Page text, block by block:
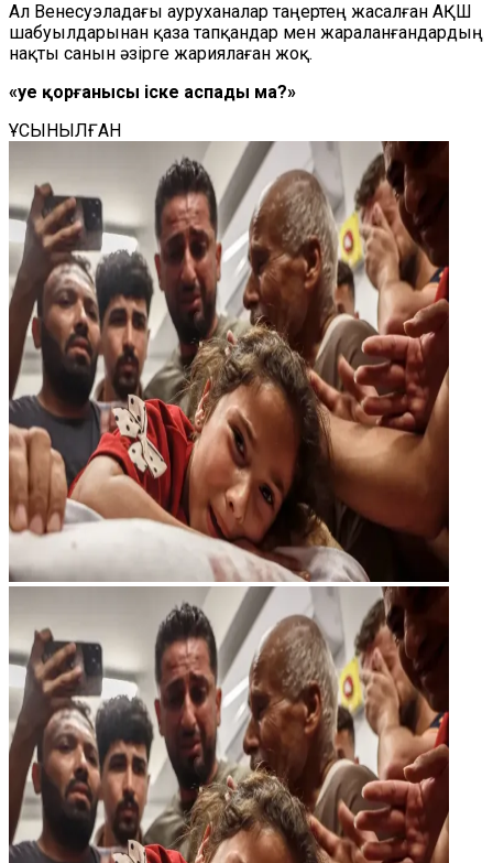
Ал Венесуэладағы ауруханалар таңертең жасалған АҚШ
шабуылдарынан қаза тапқандар мен жараланғандардың
нақты санын әзірге жариялаған жоқ.
«Әуе қорғанысы іске аспады ма?»
ҰСЫНЫЛҒАН